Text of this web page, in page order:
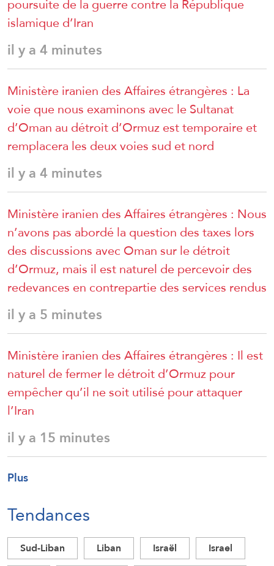
islamique d’Iran
il y a 4 minutes
Ministère iranien des Affaires étrangères : La
voie que nous examinons avec le Sultanat
d’Oman au détroit d’Ormuz est temporaire et
remplacera les deux voies sud et nord
il y a 4 minutes
Ministère iranien des Affaires étrangères : Nous
n’avons pas abordé la question des taxes lors
des discussions avec Oman sur le détroit
d’Ormuz, mais il est naturel de percevoir des
redevances en contrepartie des services rendus
il y a 5 minutes
Ministère iranien des Affaires étrangères : Il est
naturel de fermer le détroit d’Ormuz pour
empêcher qu’il ne soit utilisé pour attaquer
l’Iran
il y a 15 minutes
Plus
Tendances
Sud-Liban Liban Israël
Israel